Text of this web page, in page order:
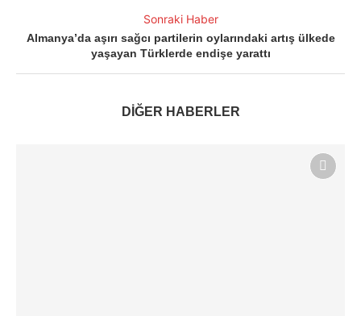
Sonraki Haber
Almanya’da aşırı sağcı partilerin oylarındaki artış ülkede
yaşayan Türklerde endişe yarattı
DİĞER HABERLER